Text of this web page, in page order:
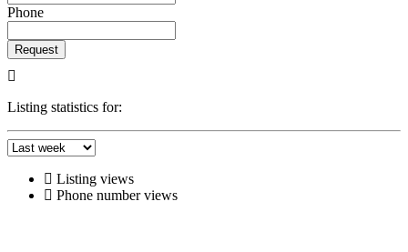
Phone
Request
Listing statistics for:
Listing views
Phone number views